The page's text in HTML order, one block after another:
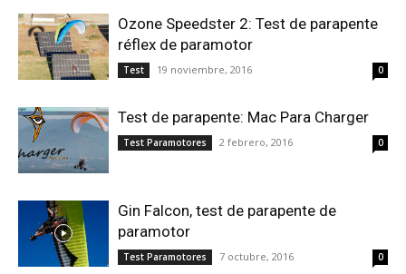
Ozone Speedster 2: Test de parapente
réflex de paramotor
Test 19 noviembre, 2016 0
Test de parapente: Mac Para Charger
Test Paramotores 2 febrero, 2016 0
Gin Falcon, test de parapente de
paramotor
Test Paramotores 7 octubre, 2016 0